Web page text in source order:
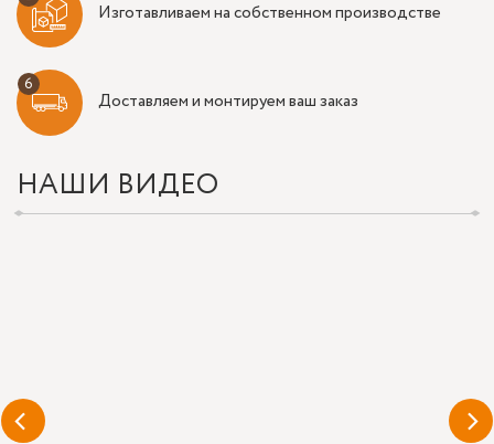
Изготавливаем на собственном производстве
Доставляем и монтируем ваш заказ
НАШИ ВИДЕО